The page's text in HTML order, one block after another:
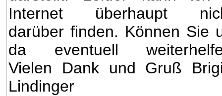
Internet überhaupt
darüber finden. Können Sie
da eventuell
Vielen Dank und Gruß
Lindinger